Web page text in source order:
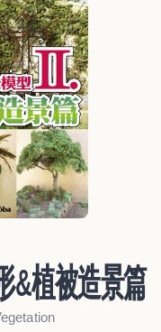
&植被造景篇